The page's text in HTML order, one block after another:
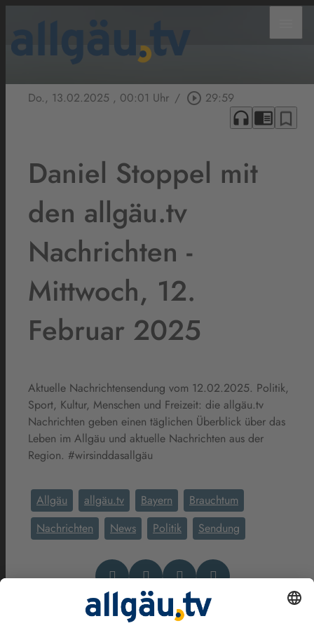
Do., 13.02.2025 , 00:01 Uhr / play_circle_outline 29:59
headphones chrome_reader_mode bookmark_border
Daniel Stoppel mit
den allgäu.tv
Nachrichten -
Mittwoch, 12.
Februar 2025
Aktuelle Nachrichtensendung vom 12.02.2025. Politik,
Sport, Kultur, Menschen und Freizeit: die allgäu.tv
Nachrichten geben einen täglichen Überblick über das
Leben im Allgäu und aktuelle Nachrichten aus der
Region. #wirsinddasallgäu
Allgäu allgäu.tv Bayern
Brauchtum
Nachrichten
News Politik Sendung